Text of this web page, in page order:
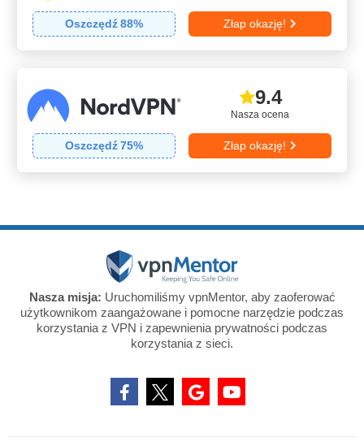
Oszczędź88% Złap okazję!
Nasza ocena
9.4
Oszczędź75% Złap okazję!
Nasza misja: Uruchomiliśmy vpnMentor, aby zaoferować
użytkownikom zaangażowane i pomocne narzędzie podczas
korzystania z VPN i zapewnienia prywatności podczas
korzystania z sieci.